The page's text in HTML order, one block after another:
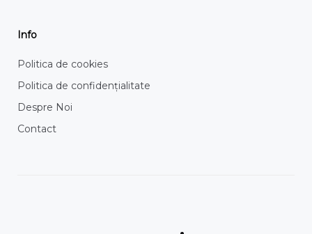
Info
Politica de cookies
Politica de confidențialitate
Despre Noi
Contact